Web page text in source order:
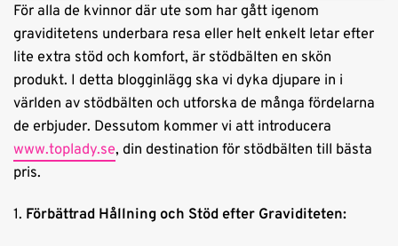
För alla de kvinnor där ute som har gått igenom
graviditetens underbara resa eller helt enkelt letar efter
lite extra stöd och komfort, är stödbälten en skön
produkt. I detta blogginlägg ska vi dyka djupare in i
världen av stödbälten och utforska de många fördelarna
de erbjuder. Dessutom kommer vi att introducera
www.toplady.se, din destination för stödbälten till bästa
pris.
1. Förbättrad Hållning och Stöd efter Graviditeten: